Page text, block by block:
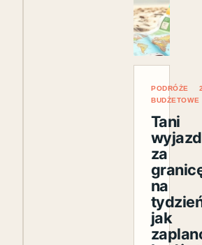
PODRÓŻE
BUDŻETOWE
Tani
wyjazd
za
na
jak